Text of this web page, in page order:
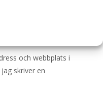
och webbplats i
skriver en